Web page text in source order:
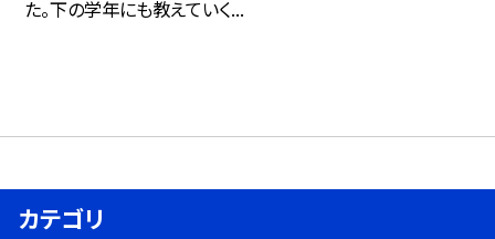
た。下の学年にも教えていく...
カテゴリ